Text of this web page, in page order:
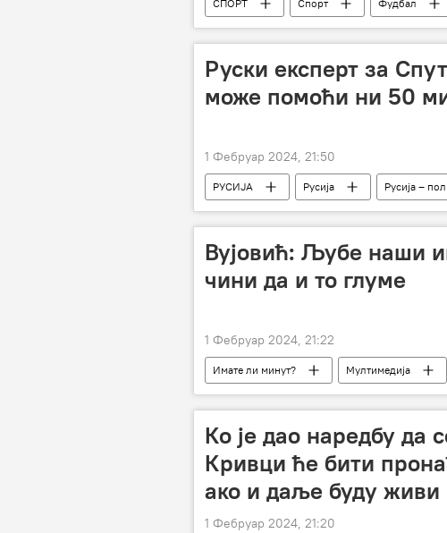
СПОРТ Спорт Фудбал
Руски експерт за
може помоћи ни 50
1 Фебруар 2024, 21:50
РУСИЈА Русија Русија –
Специјална војна операција у Украјини – вести
Вујовић: Љубе наши
чини да и то глуме
1 Фебруар 2024, 21:22
Имате ли минут? Мултимедија
Ко је дао наредбу да
Кривци ће бити
ако и даље буду живи
1 Фебруар 2024, 21:20